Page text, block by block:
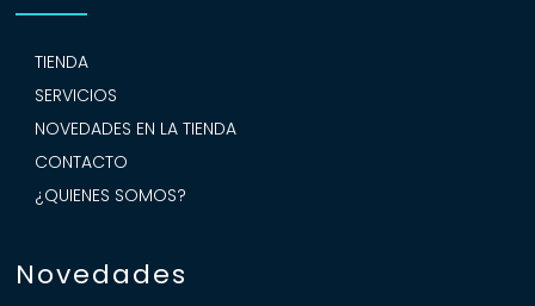
TIENDA
SERVICIOS
NOVEDADES EN LA TIENDA
CONTACTO
¿QUIENES SOMOS?
Novedades